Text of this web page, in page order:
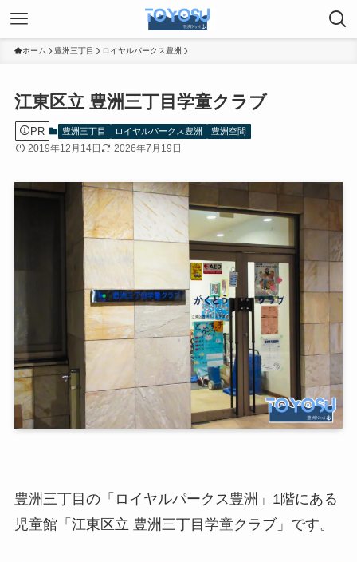
ホーム 豊洲三丁目 ロイヤルパークス豊洲
江東区立 豊洲三丁目学童クラブ
PR 豊洲三丁目 ロイヤルパークス豊洲 豊洲空間
2019年12月14日 2026年7月19日
豊洲三丁目の「ロイヤルパークス豊洲」1階にある
児童館「江東区立 豊洲三丁目学童クラブ」です。